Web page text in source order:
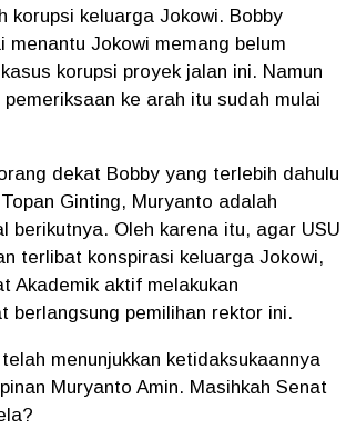
korupsi keluarga Jokowi. Bobby
menantu Jokowi memang belum
korupsi proyek jalan ini. Namun
ke arah itu sudah mulai
dekat Bobby yang terlebih dahulu
Ginting, Muryanto adalah
berikutnya. Oleh karena itu, agar USU
terlibat konspirasi keluarga Jokowi,
Akademik aktif melakukan
berlangsung pemilihan rektor ini.
menunjukkan ketidaksukaannya
Muryanto Amin. Masihkah Senat